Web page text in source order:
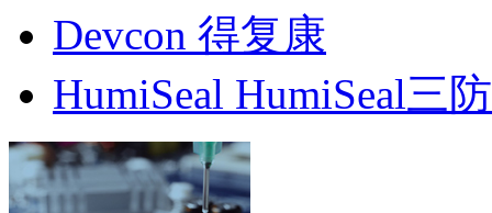
Devcon 得复康
HumiSeal HumiSeal三防